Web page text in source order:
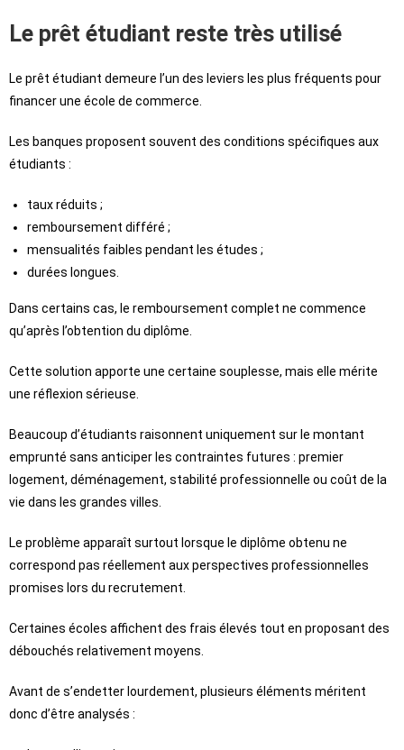
Le prêt étudiant reste très utilisé
Le prêt étudiant demeure l’un des leviers les plus fréquents pour
financer une école de commerce.
Les banques proposent souvent des conditions spécifiques aux
étudiants :
taux réduits ;
remboursement différé ;
mensualités faibles pendant les études ;
durées longues.
Dans certains cas, le remboursement complet ne commence
qu’après l’obtention du diplôme.
Cette solution apporte une certaine souplesse, mais elle mérite
une réflexion sérieuse.
Beaucoup d’étudiants raisonnent uniquement sur le montant
emprunté sans anticiper les contraintes futures : premier
logement, déménagement, stabilité professionnelle ou coût de la
vie dans les grandes villes.
Le problème apparaît surtout lorsque le diplôme obtenu ne
correspond pas réellement aux perspectives professionnelles
promises lors du recrutement.
Certaines écoles affichent des frais élevés tout en proposant des
débouchés relativement moyens.
Avant de s’endetter lourdement, plusieurs éléments méritent
donc d’être analysés :